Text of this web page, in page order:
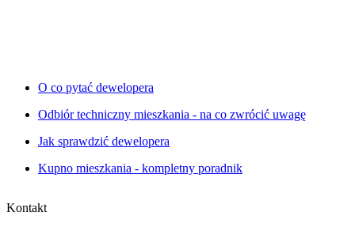
O co pytać dewelopera
Odbiór techniczny mieszkania - na co zwrócić uwagę
Jak sprawdzić dewelopera
Kupno mieszkania - kompletny poradnik
Kontakt